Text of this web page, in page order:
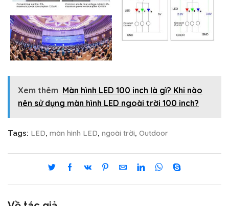
Xem thêm Màn hình LED 100 inch là gì? Khi nào
nên sử dụng màn hình LED ngoài trời 100 inch?
Tags: LED, màn hình LED, ngoài trời, Outdoor